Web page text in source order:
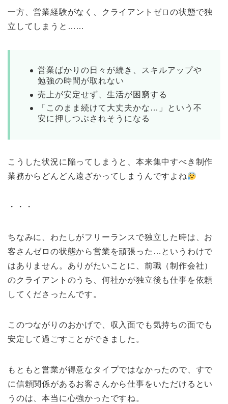
一方、営業経験がなく、クライアントゼロの状態で独
立してしまうと……
営業ばかりの日々が続き、スキルアップや
勉強の時間が取れない
売上が安定せず、生活が困窮する
「このまま続けて大丈夫かな…」という不
安に押しつぶされそうになる
こうした状況に陥ってしまうと、本来集中すべき制作
業務からどんどん遠ざかってしまうんですよね
・・・
ちなみに、わたしがフリーランスで独立した時は、お
客さんゼロの状態から営業を頑張った…というわけで
はありません。ありがたいことに、前職（制作会社）
のクライアントのうち、何社かが独立後も仕事を依頼
してくださったんです。
このつながりのおかげで、収入面でも気持ちの面でも
安定して過ごすことができました。
もともと営業が得意なタイプではなかったので、すで
に信頼関係があるお客さんから仕事をいただけるとい
うのは、本当に心強かったですね。